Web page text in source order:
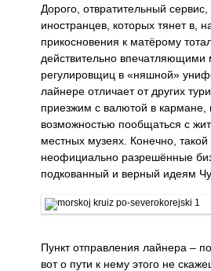
Дорого, отвратительный
иностранцев, которых тянет в,
прикосновения к матёрому
действительно
регулировщиц в «няшной»
лайнере отличает от других
приезжим с валютой в кармане,
возможностью пообщаться с
местных музеях. Конечно,
неофициально разрешённые
подкованный и верный идеям
Пункт отправления лайнера –
вот о пути к нему этого не